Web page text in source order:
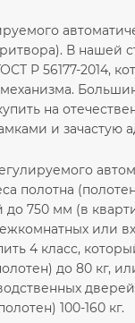
В нашей
Р 56177-2014,
на
и зачастую
полотна
750 мм (в
или
4 класс,
до 80 кг,
100-160 кг.